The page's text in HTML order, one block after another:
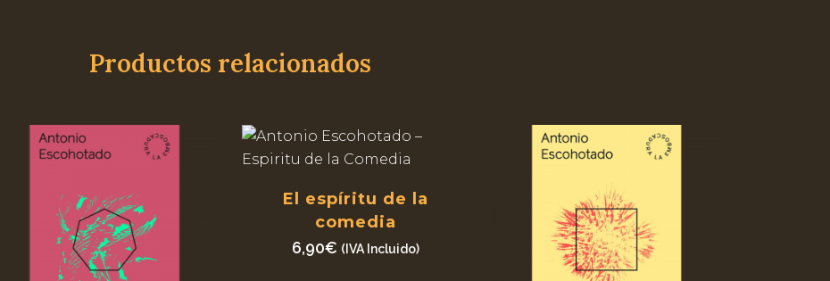
Productos relacionados
El espíritu de la
comedia
6,90€ (IVA Incluido)